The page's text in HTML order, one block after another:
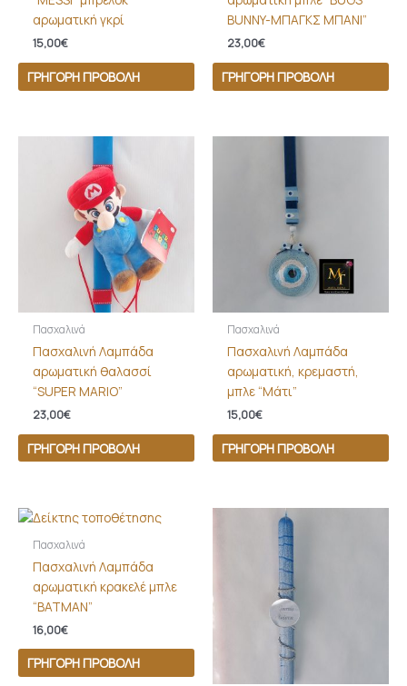
αρωματική γκρί
15,00€
ΓΡΉΓΟΡΗ ΠΡΟΒΟΛΉ
BUNNY-ΜΠΑΓΚΣ ΜΠΑΝΙ”
23,00€
ΓΡΉΓΟΡΗ ΠΡΟΒΟΛΉ
Πασχαλινά
Πασχαλινή Λαμπάδα
αρωματική θαλασσί
“SUPER MARIO”
23,00€
ΓΡΉΓΟΡΗ ΠΡΟΒΟΛΉ
Πασχαλινά
Πασχαλινή Λαμπάδα
αρωματική, κρεμαστή,
μπλε “Μάτι”
15,00€
ΓΡΉΓΟΡΗ ΠΡΟΒΟΛΉ
Πασχαλινά
Πασχαλινή Λαμπάδα
αρωματική κρακελέ μπλε
“BATMAN”
16,00€
ΓΡΉΓΟΡΗ ΠΡΟΒΟΛΉ